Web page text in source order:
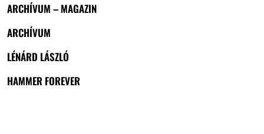
ARCHÍVUM – MAGAZIN
ARCHÍVUM
LÉNÁRD LÁSZLÓ
HAMMER FOREVER